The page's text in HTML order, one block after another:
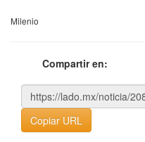
Milenio
Compartir en:
Copiar URL